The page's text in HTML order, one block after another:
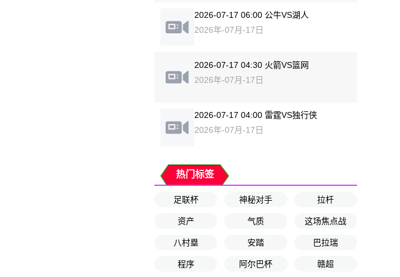
2026-07-17 06:00 公牛VS湖人
2026年-07月-17日
2026-07-17 04:30 火箭VS篮网
2026年-07月-17日
2026-07-17 04:00 雷霆VS独行侠
2026年-07月-17日
热门标签
足联杯 神秘对手 拉杆
资产 气质 这场焦点战
八村塁 安踏 巴拉瑞
程序 阿尔巴杯 赣超